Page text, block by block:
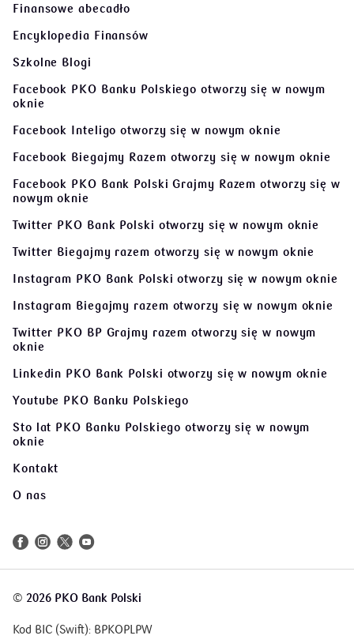
Finansowe abecadło
Encyklopedia Finansów
Szkolne Blogi
Facebook PKO Banku Polskiego otworzy się w nowym
oknie
Facebook Inteligo otworzy się w nowym oknie
Facebook Biegajmy Razem otworzy się w nowym oknie
Facebook PKO Bank Polski Grajmy Razemotworzy się w
nowym oknie
Twitter PKO Bank Polski otworzy się w nowym oknie
Twitter Biegajmy razem otworzy się w nowym oknie
Instagram PKO Bank Polski otworzy się w nowym oknie
Instagram Biegajmy razem otworzy się w nowym oknie
Twitter PKO BP Grajmy razem otworzy się w nowym
oknie
Linkedin PKO Bank Polski otworzy się w nowym oknie
Youtube PKO Banku Polskiego
Sto lat PKO Banku Polskiego otworzy się w nowym
oknie
Kontakt
O nas
© 2026 PKO Bank Polski
Kod BIC (Swift): BPKOPLPW